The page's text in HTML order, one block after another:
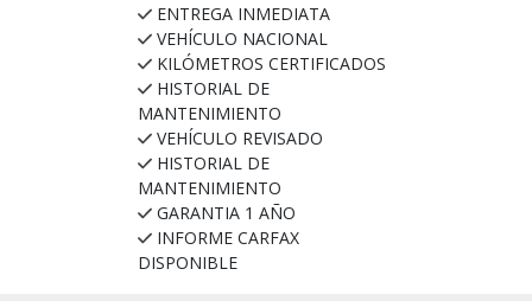
ENTREGA INMEDIATA
VEHÍCULO NACIONAL
KILÓMETROS CERTIFICADOS
HISTORIAL DE
MANTENIMIENTO
VEHÍCULO REVISADO
HISTORIAL DE
MANTENIMIENTO
GARANTIA 1 AÑO
INFORME CARFAX
DISPONIBLE